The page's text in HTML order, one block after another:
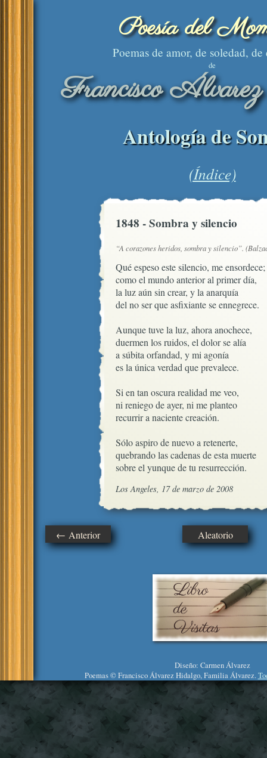
Poesía del
Poemas de amor, de soledad, de
de
Francisco
Antología de
(Índice)
1848 - Sombra y silencio
“A corazones heridos, sombra y silencio”.
Qué espeso este silencio, me ensordece;
como el mundo anterior al primer día,
la luz aún sin crear, y la anarquía
del no ser que asfixiante se ennegrece.
Aunque tuve la luz, ahora anochece,
duermen los ruidos, el dolor se alía
a súbita orfandad, y mi agonía
es la única verdad que prevalece.
Si en tan oscura realidad me veo,
ni reniego de ayer, ni me planteo
recurrir a naciente creación.
Sólo aspiro de nuevo a retenerte,
quebrando las cadenas de esta muerte
sobre el yunque de tu resurrección.
Los Angeles, 17 de marzo de 2008
← Anterior Aleatorio
Diseño: Carmen Álvarez
Poemas © Francisco Álvarez Hidalgo, Familia Álvarez.